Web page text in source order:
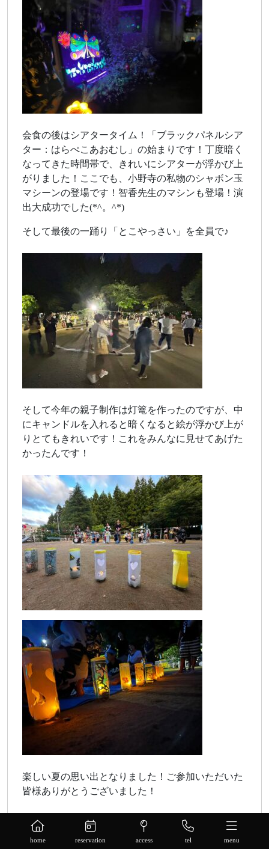
home reservation access tel menu
会食の後はシアタータイム！「ブラックパネルシア
ター：はらぺこあおむし」の始まりです！丁度暗く
なってきた時間帯で、きれいにシアターが浮かび上
がりました！ここでも、小野寺の私物のシャボン玉
マシーンの登場です！智香先生のマシンも登場！演
出大成功でした(*^。^*)
そして最後の一踊り「とこやっさい」を全員で♪
そして今年の親子制作は灯篭を作ったのですが、中
にキャンドルを入れると暗くなると絵が浮かび上が
りとてもきれいです！これをみんなに見せてあげた
かったんです！
楽しい夏の思い出となりました！ご参加いただいた
皆様ありがとうございました！